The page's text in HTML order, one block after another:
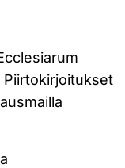
Piirtokirjoitukset